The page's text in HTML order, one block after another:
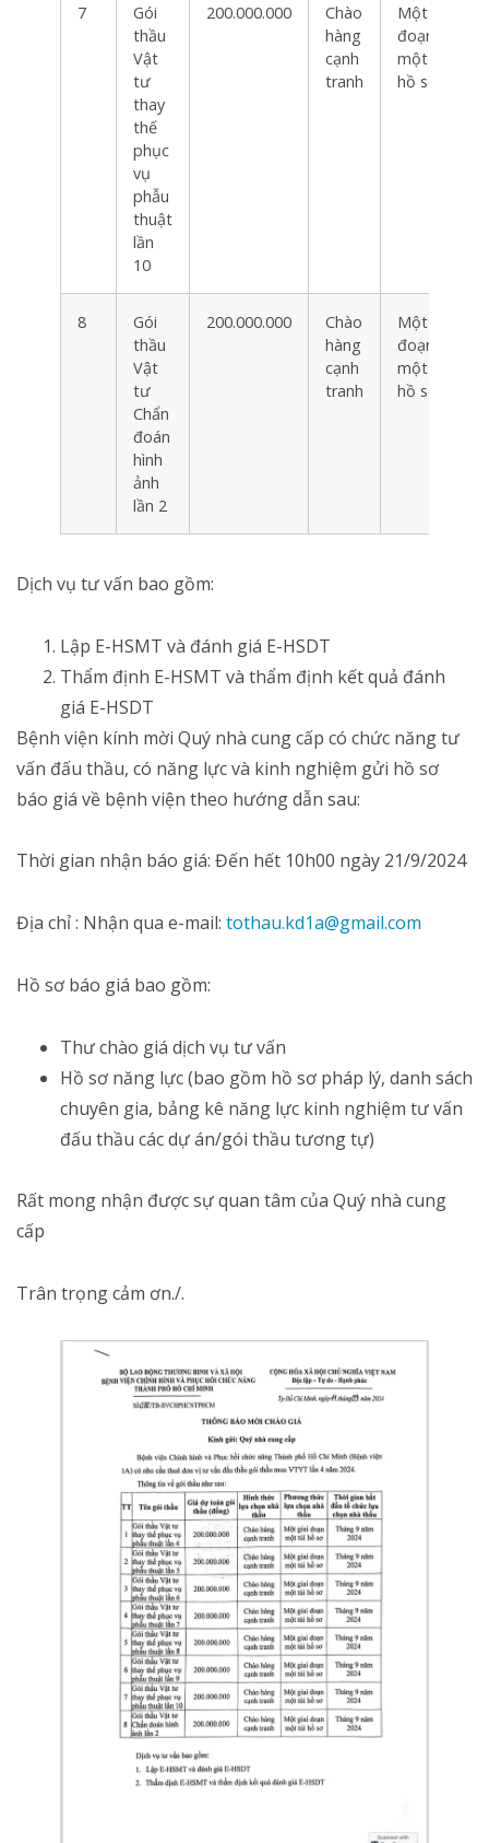
7
Gói
thầu
Vật
tư
thay
thế
phục
vụ
phẫu
thuật
lần
10
200.000.000
Chào
hàng
cạnh
tranh
Một giai
đoạn
một túi
hồ sơ
8
Gói
thầu
Vật
tư
Chẩn
đoán
hình
ảnh
lần 2
200.000.000
Chào
hàng
cạnh
tranh
Một giai
đoạn
một túi
hồ sơ
Dịch vụ tư vấn bao gồm:
Lập E-HSMT và đánh giá E-HSDT
Thẩm định E-HSMT và thẩm định kết quả đánh
giá E-HSDT
Bệnh viện kính mời Quý nhà cung cấp có chức năng tư
vấn đấu thầu, có năng lực và kinh nghiệm gửi hồ sơ
báo giá về bệnh viện theo hướng dẫn sau:
Thời gian nhận báo giá: Đến hết 10h00 ngày 21/9/2024
Địa chỉ : Nhận qua e-mail: tothau.kd1a@gmail.com
Hồ sơ báo giá bao gồm:
Thư chào giá dịch vụ tư vấn
Hồ sơ năng lực (bao gồm hồ sơ pháp lý, danh sách
chuyên gia, bảng kê năng lực kinh nghiệm tư vấn
đấu thầu các dự án/gói thầu tương tự)
Rất mong nhận được sự quan tâm của Quý nhà cung
cấp
Trân trọng cảm ơn./.